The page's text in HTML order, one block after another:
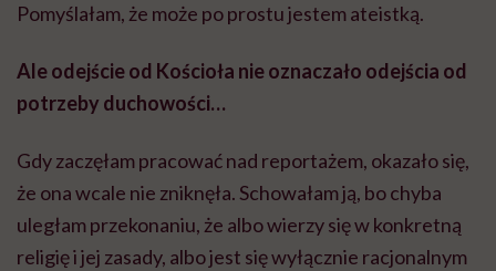
Pomyślałam, że może po prostu jestem ateistką.
Ale odejście od Kościoła nie oznaczało odejścia od
potrzeby duchowości…
Gdy zaczęłam pracować nad reportażem, okazało się,
że ona wcale nie zniknęła. Schowałam ją, bo chyba
uległam przekonaniu, że albo wierzy się w konkretną
religię i jej zasady, albo jest się wyłącznie racjonalnym